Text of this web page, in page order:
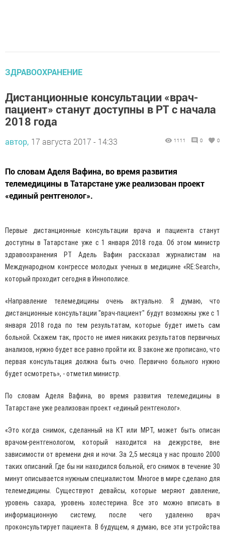
ЗДРАВООХРАНЕНИЕ
Дистанционные консультации «врач-
пациент» станут доступны в РТ с начала
2018 года
автор, 17 августа 2017 - 14:33 1111 0 0
По словам Аделя Вафина, во время развития
телемедицины в Татарстане уже реализован проект
«единый рентгенолог».
Первые дистанционные консультации врача и пациента станут
доступны в Татарстане уже с 1 января 2018 года. Об этом министр
здравоохранения РТ Адель Вафин рассказал журналистам на
Международном конгрессе молодых ученых в медицине «RE:Search»,
который проходит сегодня в Иннополисе.
«Направление телемедицины очень актуально. Я думаю, что
дистанционные консультации "врач-пациент" будут возможны уже с 1
января 2018 года по тем результатам, которые будет иметь сам
больной. Скажем так, просто не имея никаких результатов первичных
анализов, нужно будет все равно пройти их. В законе же прописано, что
первая консультация должна быть очно. Первично больного нужно
будет осмотреть», - отметил министр.
По словам Аделя Вафина, во время развития телемедицины в
Татарстане уже реализован проект «единый рентгенолог».
«Это когда снимок, сделанный на КТ или МРТ, может быть описан
врачом-рентгенологом, который находится на дежурстве, вне
зависимости от времени дня и ночи. За 2,5 месяца у нас прошло 2000
таких описаний. Где бы ни находился больной, его снимок в течение 30
минут описывается нужным специалистом. Многое в мире сделано для
телемедицины. Существуют девайсы, которые меряют давление,
уровень сахара, уровень холестерина. Все это можно вписать в
информационную систему, после чего удаленно врач
проконсультирует пациента. В будущем, я думаю, все эти устройства